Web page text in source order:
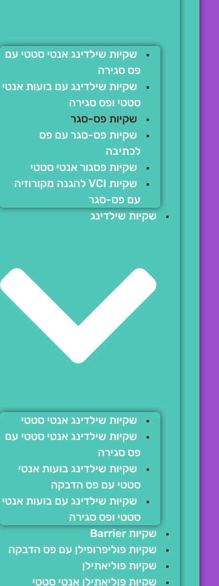
שקיות שילדינג אנטי סטטי עם
פס סגירה
שקיות שילדינג עם בועות אנטי
סטטי ופס סגירה
שקיות פס-סגר
שקיות פס-סגר עם פס
לכתיבה
שקיות פסגור אנטי סטטי
שקיות VCI להגנה מקורוזיה
עם פס-סגר
שקיות שילדינג
שקיות שילדינג אנטי סטטי
שקיות שילדינג אנטי סטטי עם
פס סגירה
שקיות שילדינג בועות אנטי
סטטי עם פס הדבקה
שקיות שילדינג עם בועות אנטי
סטטי ופס סגירה
שקיות Barrier
שקיות פוליפרופילן עם פס הדבקה
שקיות פוליאתילן
שקיות פוליאתילן אנטי סטטי